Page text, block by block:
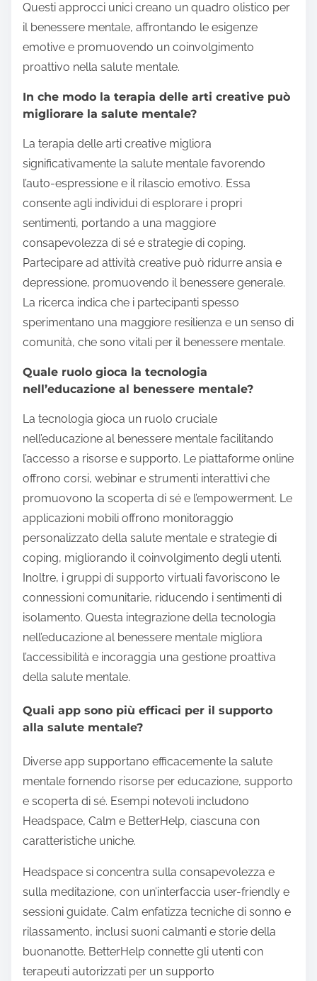
Questi approcci unici creano un quadro olistico per
il benessere mentale, affrontando le esigenze
emotive e promuovendo un coinvolgimento
proattivo nella salute mentale.
In che modo la terapia delle arti creative può
migliorare la salute mentale?
La terapia delle arti creative migliora
significativamente la salute mentale favorendo
l’auto-espressione e il rilascio emotivo. Essa
consente agli individui di esplorare i propri
sentimenti, portando a una maggiore
consapevolezza di sé e strategie di coping.
Partecipare ad attività creative può ridurre ansia e
depressione, promuovendo il benessere generale.
La ricerca indica che i partecipanti spesso
sperimentano una maggiore resilienza e un senso di
comunità, che sono vitali per il benessere mentale.
Quale ruolo gioca la tecnologia
nell’educazione al benessere mentale?
La tecnologia gioca un ruolo cruciale
nell’educazione al benessere mentale facilitando
l’accesso a risorse e supporto. Le piattaforme online
offrono corsi, webinar e strumenti interattivi che
promuovono la scoperta di sé e l’empowerment. Le
applicazioni mobili offrono monitoraggio
personalizzato della salute mentale e strategie di
coping, migliorando il coinvolgimento degli utenti.
Inoltre, i gruppi di supporto virtuali favoriscono le
connessioni comunitarie, riducendo i sentimenti di
isolamento. Questa integrazione della tecnologia
nell’educazione al benessere mentale migliora
l’accessibilità e incoraggia una gestione proattiva
della salute mentale.
Quali app sono più efficaci per il supporto
alla salute mentale?
Diverse app supportano efficacemente la salute
mentale fornendo risorse per educazione, supporto
e scoperta di sé. Esempi notevoli includono
Headspace, Calm e BetterHelp, ciascuna con
caratteristiche uniche.
Headspace si concentra sulla consapevolezza e
sulla meditazione, con un’interfaccia user-friendly e
sessioni guidate. Calm enfatizza tecniche di sonno e
rilassamento, inclusi suoni calmanti e storie della
buonanotte. BetterHelp connette gli utenti con
terapeuti autorizzati per un supporto